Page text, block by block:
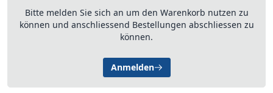
Bitte melden Sie sich an um den Warenkorb nutzen zu
können und anschliessend Bestellungen abschliessen zu
können.
Anmelden